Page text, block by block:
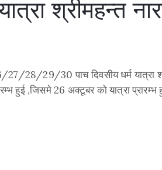
श्रीमहन्त
29/30 पाच दिवसीय धर्म यात्रा
हुई ,जिसमे 26 अक्टूबर को यात्रा